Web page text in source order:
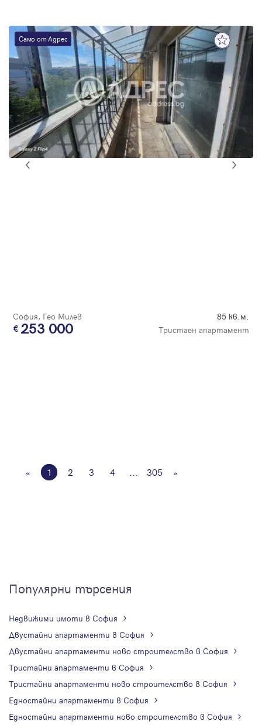
Само от Адрес
София, Гео Милев 85 кв.м.
253 000 Тристаен апартамент
« 1 2 3 4 305 »
Популярни търсения
Недвижими имоти в София
Двустайни апартаменти в София
Двустайни апартаменти ново строителство в София
Тристайни апартаменти в София
Тристайни апартаменти ново строителство в София
Едностайни апартаменти в София
Едностайни апартаменти ново строителство в София